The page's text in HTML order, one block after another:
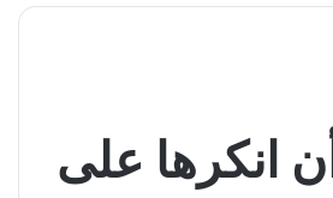
انكرها على